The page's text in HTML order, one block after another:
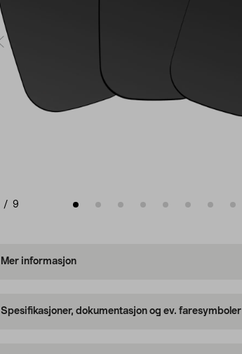
/ 9
Mer informasjon
Spesifikasjoner, dokumentasjon og ev. faresymboler